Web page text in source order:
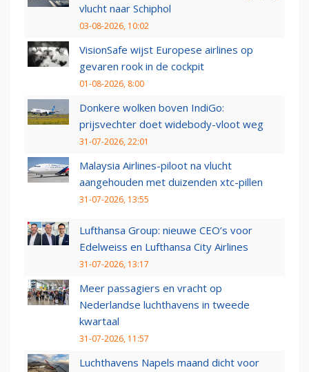
vlucht naar Schiphol
03-08-2026, 10:02
VisionSafe wijst Europese airlines op
gevaren rook in de cockpit
01-08-2026, 8:00
Donkere wolken boven IndiGo:
prijsvechter doet widebody-vloot weg
31-07-2026, 22:01
Malaysia Airlines-piloot na vlucht
aangehouden met duizenden xtc-pillen
31-07-2026, 13:55
Lufthansa Group: nieuwe CEO’s voor
Edelweiss en Lufthansa City Airlines
31-07-2026, 13:17
Meer passagiers en vracht op
Nederlandse luchthavens in tweede
kwartaal
31-07-2026, 11:57
Luchthavens Napels maand dicht voor